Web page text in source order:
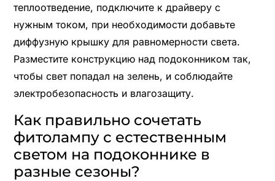
теплоотведение, подключите к драйверу с
нужным током, при необходимости добавьте
диффузную крышку для равномерности света.
Разместите конструкцию над подоконником так,
чтобы свет попадал на зелень, и соблюдайте
электробезопасность и влагозащиту.
Как правильно сочетать
фитолампу с естественным
светом на подоконнике в
разные сезоны?